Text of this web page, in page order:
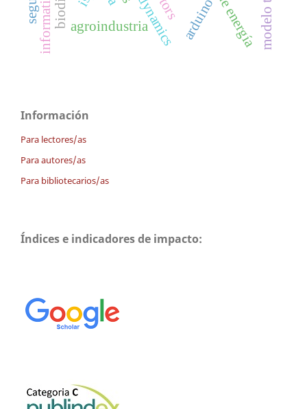
agroindustria arduino modelo tam
Información
Para lectores/as
Para autores/as
Para bibliotecarios/as
Índices e indicadores de impacto: